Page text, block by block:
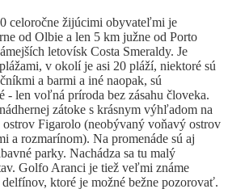
celoročne žijúcimi obyvateľmi je
od Olbie a len 5 km južne od Porto
letovísk Costa Smeraldy. Je
v okolí je asi 20 pláží, niektoré sú
a barmi a iné naopak, sú
- len voľná príroda bez zásahu človeka.
zátoke s krásnym výhľadom na
Figarolo (neobývaný voňavý ostrov
a rozmarínom). Na promenáde sú aj
parky. Nachádza sa tu malý
Golfo Aranci je tiež veľmi známe
ktoré je možné bežne pozorovať.